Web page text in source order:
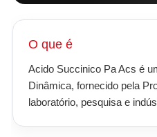
O que é
Acido Succinico Pa Acs é
Dinâmica, fornecido pela
laboratório, pesquisa e